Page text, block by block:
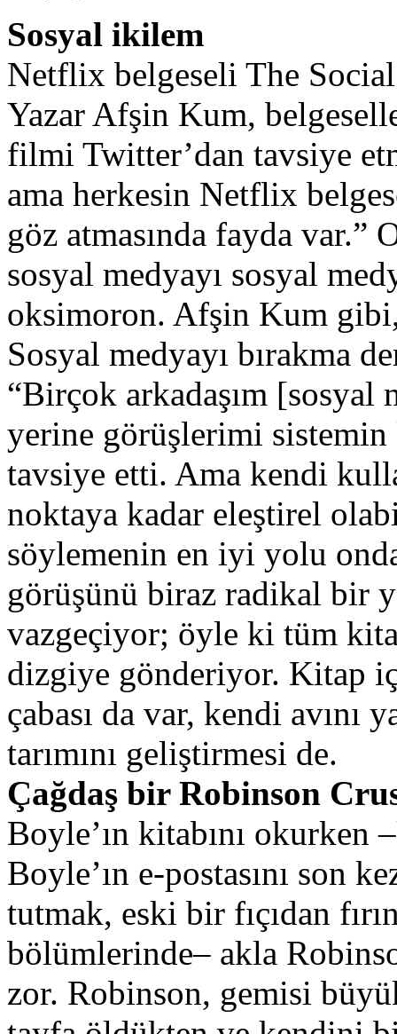
Sosyal ikilem
Netflix belgeseli The
Yazar Afşin Kum,
filmi Twitter’dan tavsiye
ama herkesin Netflix
göz atmasında fayda
sosyal medyayı sosyal
oksimoron. Afşin Kum
Sosyal medyayı bırakma
“Birçok arkadaşım [sosyal
yerine görüşlerimi
tavsiye etti. Ama kendi
noktaya kadar eleştirel
söylemenin en iyi yolu
görüşünü biraz radikal bir
vazgeçiyor; öyle ki tüm
dizgiye gönderiyor. Kitap
çabası da var, kendi avını
tarımını geliştirmesi de.
Çağdaş bir Robinson
Boyle’ın kitabını
Boyle’ın e-postasını son
tutmak, eski bir fıçıdan
bölümlerinde– akla
zor. Robinson, gemisi